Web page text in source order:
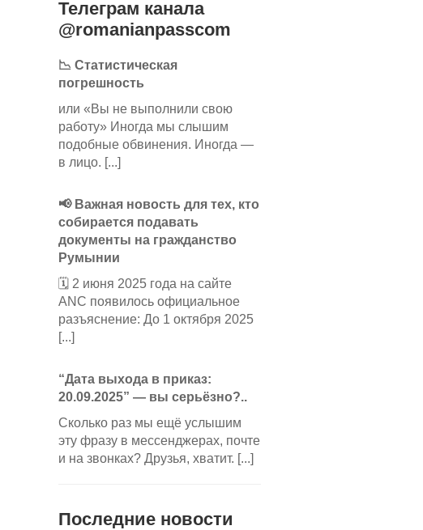
Телеграм канала
@romanianpasscom
📉 Статистическая
погрешность
или «Вы не выполнили свою
работу» Иногда мы слышим
подобные обвинения. Иногда —
в лицо. [...]
📢 Важная новость для тех, кто
собирается подавать
документы на гражданство
Румынии
🗓️ 2 июня 2025 года на сайте
ANC появилось официальное
разъяснение: До 1 октября 2025
[...]
“Дата выхода в приказ:
20.09.2025” — вы серьёзно?..
Сколько раз мы ещё услышим
эту фразу в мессенджерах, почте
и на звонках? Друзья, хватит. [...]
Последние новости